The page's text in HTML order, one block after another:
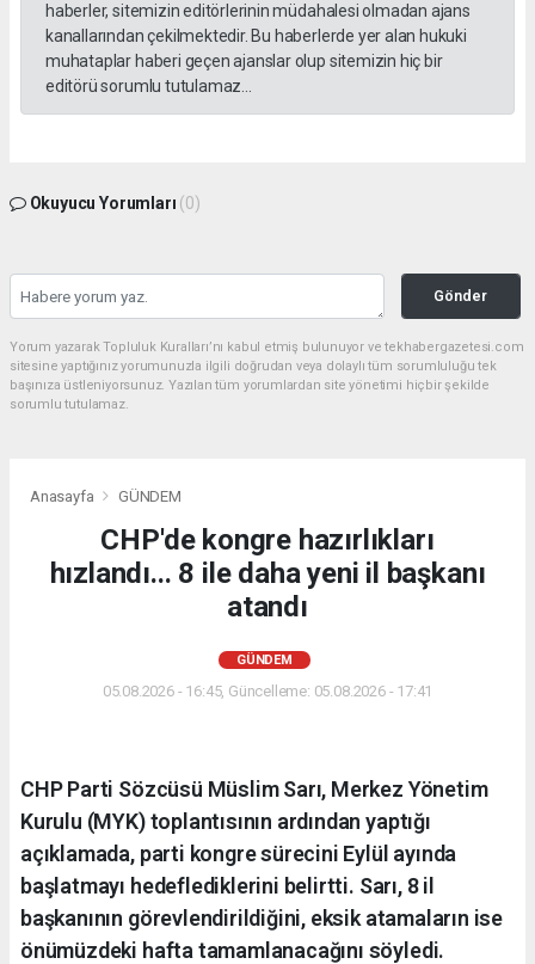
haberler, sitemizin editörlerinin müdahalesi olmadan ajans
kanallarından çekilmektedir. Bu haberlerde yer alan hukuki
muhataplar haberi geçen ajanslar olup sitemizin hiç bir
editörü sorumlu tutulamaz...
Okuyucu Yorumları (0)
Gönder
Yorum yazarak Topluluk Kuralları’nı kabul etmiş bulunuyor ve tekhabergazetesi.com
sitesine yaptığınız yorumunuzla ilgili doğrudan veya dolaylı tüm sorumluluğu tek
başınıza üstleniyorsunuz. Yazılan tüm yorumlardan site yönetimi hiçbir şekilde
sorumlu tutulamaz.
Anasayfa GÜNDEM
CHP'de kongre hazırlıkları
hızlandı... 8 ile daha yeni il başkanı
atandı
GÜNDEM
05.08.2026 - 16:45, Güncelleme: 05.08.2026 - 17:41
CHP Parti Sözcüsü Müslim Sarı, Merkez Yönetim
Kurulu (MYK) toplantısının ardından yaptığı
açıklamada, parti kongre sürecini Eylül ayında
başlatmayı hedeflediklerini belirtti. Sarı, 8 il
başkanının görevlendirildiğini, eksik atamaların ise
önümüzdeki hafta tamamlanacağını söyledi.